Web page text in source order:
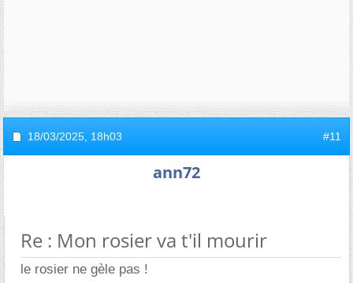
18/03/2025, 18h03 #11
ann72
Re : Mon rosier va t'il mourir
le rosier ne gèle pas !